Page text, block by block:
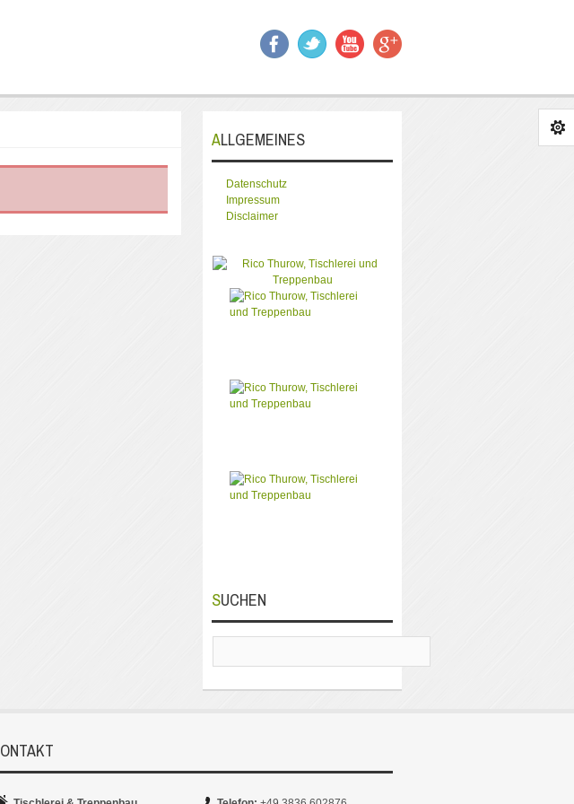
ALLGEMEINES
Datenschutz
Impressum
Disclaimer
SUCHEN
KONTAKT